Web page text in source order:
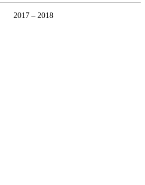
2017 – 2018